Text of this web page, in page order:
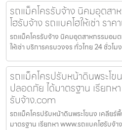
รถแม็คโครรับจ้าง นิคมอุตส
โฮรับจ้าง รถแบคโฮให้เช่า ราค
รถแม็คโครรับจ้าง นิคมอุตสาหกรรมอม
ให้เช่า บริการครบวงจร ทั่วไทย 24 ชั่วโ
รถแม็คโครปรับหน้าดินพระโข
ปลอดภัย ได้มาตรฐาน เรียกห
รับจ้าง.com
รถแม็คโครปรับหน้าดินพระโขนง เคลียร์
มาตรฐาน เรียกหา www.รถแบคโฮรับจ้